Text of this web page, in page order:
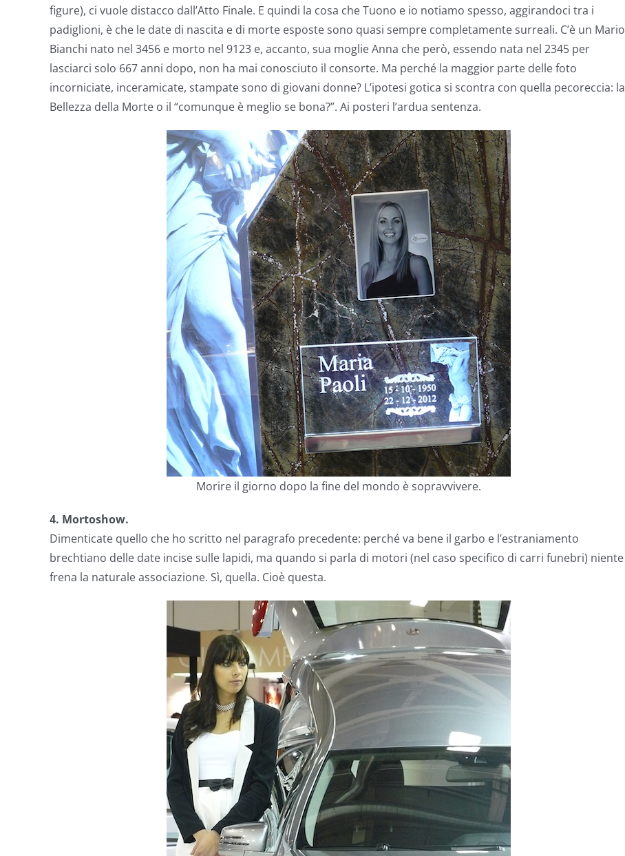
figure), ci vuole distacco dall’Atto Finale. E quindi la cosa che Tuono e io notiamo spesso, aggirandoci tra i
padiglioni, è che le date di nascita e di morte esposte sono quasi sempre completamente surreali. C’è un Mario
Bianchi nato nel 3456 e morto nel 9123 e, accanto, sua moglie Anna che però, essendo nata nel 2345 per
lasciarci solo 667 anni dopo, non ha mai conosciuto il consorte. Ma perché la maggior parte delle foto
incorniciate, inceramicate, stampate sono di giovani donne? L’ipotesi gotica si scontra con quella pecoreccia: la
Bellezza della Morte o il “comunque è meglio se bona?”. Ai posteri l’ardua sentenza.
Morire il giorno dopo la fine del mondo è sopravvivere.
4. Mortoshow.
Dimenticate quello che ho scritto nel paragrafo precedente: perché va bene il garbo e l’estraniamento
brechtiano delle date incise sulle lapidi, ma quando si parla di motori (nel caso specifico di carri funebri) niente
frena la naturale associazione. Sì, quella. Cioè questa.